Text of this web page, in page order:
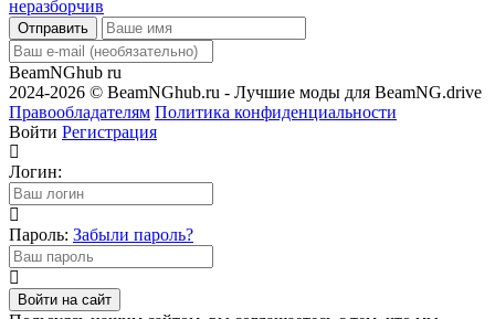
Отправить
BeamNGhub ru
2024-2026 © BeamNGhub.ru - Лучшие моды для BeamNG.drive
Правообладателям Политика конфиденциальности
Войти Регистрация
Логин:
Пароль: Забыли пароль?
Войти на сайт